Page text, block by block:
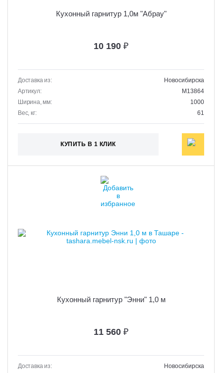
Кухонный гарнитур 1,0м "Абрау"
10 190 ₽
Доставка из:
Новосибирска
Артикул:
M13864
Ширина, мм:
1000
Вес, кг:
61
КУПИТЬ В 1 КЛИК
Кухонный гарнитур "Энни" 1,0 м
11 560 ₽
Доставка из:
Новосибирска